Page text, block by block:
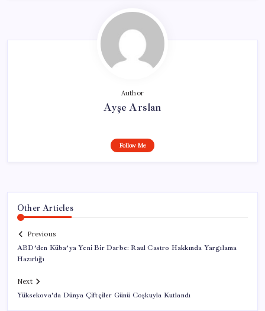
Author
Ayşe Arslan
Follow Me
Other Articles
Previous
ABD’den Küba’ya Yeni Bir Darbe: Raul Castro Hakkında Yargılama
Hazırlığı
Next
Yüksekova’da Dünya Çiftçiler Günü Coşkuyla Kutlandı